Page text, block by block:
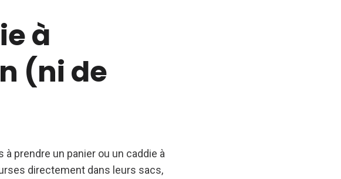
à
(ni de
à prendre un panier ou un caddie à
directement dans leurs sacs,